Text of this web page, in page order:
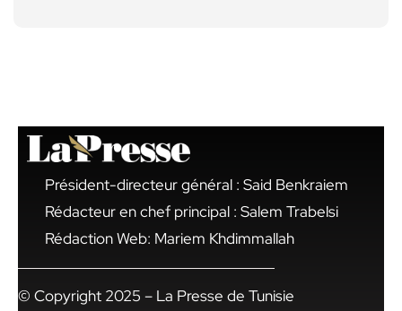
Président-directeur général : Said Benkraiem
Rédacteur en chef principal : Salem Trabelsi
Rédaction Web: Mariem Khdimmallah
© Copyright 2025 – La Presse de Tunisie